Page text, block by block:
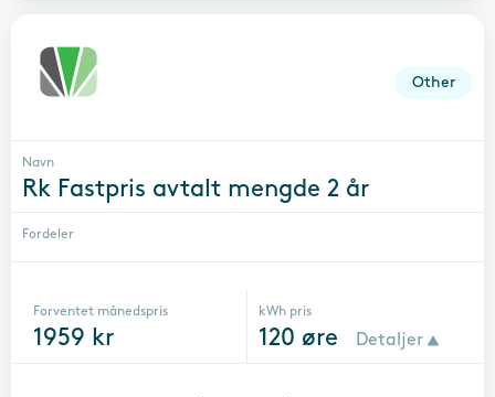
Other
Navn
Rk Fastpris avtalt mengde 2 år
Fordeler
Forventet månedspris
1959 kr
kWh pris
120 øre Detaljer